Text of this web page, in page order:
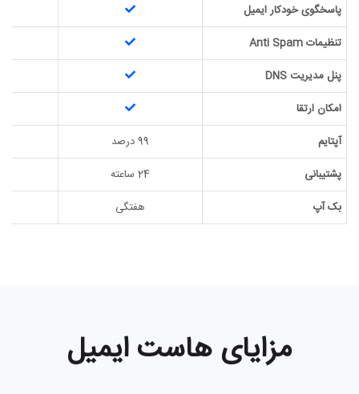
پاسخگوی خودکار ایمیل
تنظیمات Anti Spam
پنل مدیریت DNS
امکان ارتقا
آپتایم
99 درصد
پشتیبانی
24 ساعته
بک آپ
هفتگی
مزایای هاست ایمیل